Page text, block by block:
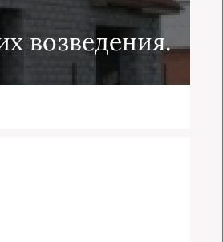
возведения.